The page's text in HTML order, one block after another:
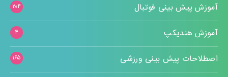
آموزش پیش بینی فوتبال ۲۰۴
آموزش هندیکپ ۴
اصطلاحات پیش بینی ورزشی ۱۶۵